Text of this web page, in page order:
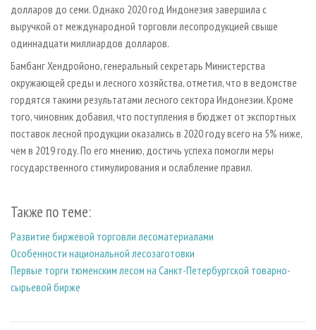
ИНСТРУМЕНТ И МАТЕРИАЛЫ
БИБЛИОТЕКА СПЕЦИАЛИСТА
долларов до семи. Однако 2020 год Индонезия завершила с
выручкой от международной торговли лесопродукцией свыше
одиннадцати миллиардов долларов.
Бамбанг Хендройоно, генеральный секретарь Министерства
окружающей среды и лесного хозяйства, отметил, что в ведомстве
гордятся такими результатами лесного сектора Индонезии. Кроме
того, чиновник добавил, что поступления в бюджет от экспортных
поставок лесной продукции оказались в 2020 году всего на 5% ниже,
чем в 2019 году. По его мнению, достичь успеха помогли меры
государственного стимулирования и ослабление правил.
Также по теме:
Развитие биржевой торговли лесоматериалами
Особенности национальной лесозаготовки
Первые торги тюменским лесом на Санкт-Петербургской товарно-
сырьевой бирже